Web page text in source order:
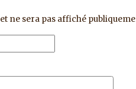
ne sera pas affiché